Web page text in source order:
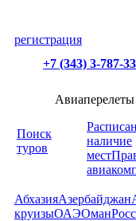
регистрация
+7 (343) 3-787-
Поиск
туров
Авиаперелеты
наличие
мест
АбхазияАзербайджан
круизыОАЭОман